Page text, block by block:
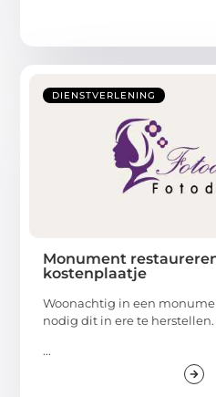
DIENSTVERLENING
Monument
kostenplaatje
Woonachtig in een
nodig dit in ere te herstellen.
...